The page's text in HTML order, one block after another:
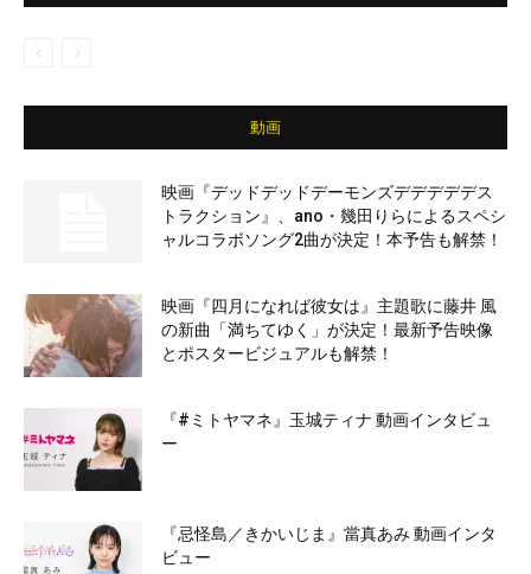
動画
映画『デッドデッドデーモンズデデデデデス
トラクション』、ano・幾田りらによるスペシ
ャルコラボソング2曲が決定！本予告も解禁！
映画『四月になれば彼女は』主題歌に藤井 風
の新曲「満ちてゆく」が決定！最新予告映像
とポスタービジュアルも解禁！
『#ミトヤマネ』玉城ティナ 動画インタビュ
ー
『忌怪島／きかいじま』當真あみ 動画インタ
ビュー